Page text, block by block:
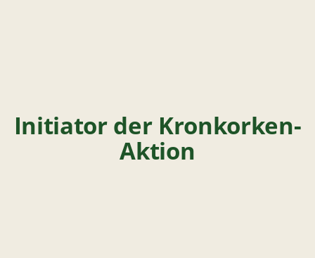
Initiator der Kronkorken-
Aktion